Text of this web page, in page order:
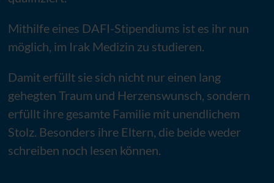
Mithilfe eines DAFI-Stipendiums ist es ihr nun
möglich, im Irak Medizin zu studieren.
Damit erfüllt sie sich nicht nur einen lang
gehegten Traum und Herzenswunsch, sondern
erfüllt ihre gesamte Familie mit unendlichem
Stolz. Besonders ihre Eltern, die beide weder
schreiben noch lesen können.